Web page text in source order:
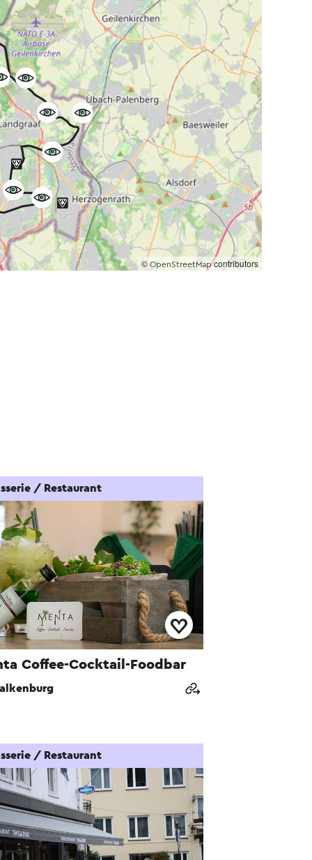
© OpenStreetMapcontributors
Coffee-Cocktail-Foodbar
/ Restaurant
/ Restaurant